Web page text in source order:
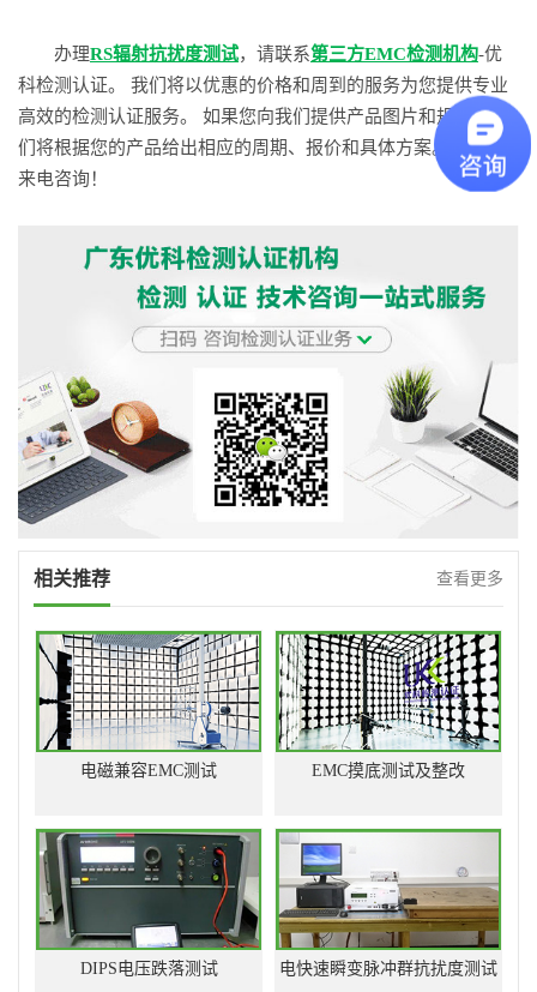
办理RS辐射抗扰度测试，请联系第三方EMC检测机构-优
科检测认证。 我们将以优惠的价格和周到的服务为您提供专业
高效的检测认证服务。 如果您向我们提供产品图片和规格，我
们将根据您的产品给出相应的周期、报价和具体方案。 欢迎您
来电咨询！
相关推荐 查看更多
电磁兼容EMC测试 EMC摸底测试及整改
DIPS电压跌落测试 电快速瞬变脉冲群抗扰度测试